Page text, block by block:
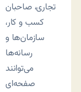
تجاری، صاحبان
کسب و کار،
سازمان‌ها و
رسانه‌ها
می‌توانند
صفحه‌ای